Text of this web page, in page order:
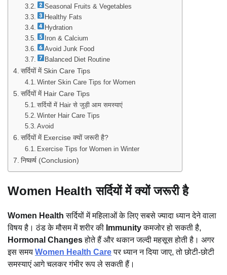
Seasonal Fruits & Vegetables
Healthy Fats
Hydration
Iron & Calcium
Avoid Junk Food
Balanced Diet Routine
सर्दियों में Skin Care Tips
Winter Skin Care Tips for Women
सर्दियों में Hair Care Tips
सर्दियों में Hair से जुड़ी आम समस्याएं
Winter Hair Care Tips
Avoid
सर्दियों में Exercise क्यों जरूरी है?
Exercise Tips for Women in Winter
निष्कर्ष (Conclusion)
Women Health सर्दियों में क्यों जरूरी है
Women Health सर्दियों में महिलाओं के लिए सबसे ज्यादा ध्यान देने वाला
विषय है। ठंड के मौसम में शरीर की Immunityकमजोर हो सकती है,
Hormonal Changesहोते हैं और थकान जल्दी महसूस होती है। अगर
इस समय Women Health Careपर ध्यान न दिया जाए, तो छोटी-छोटी
समस्याएं आगे चलकर गंभीर रूप ले सकती हैं।